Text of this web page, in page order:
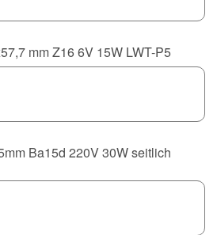
mm Z16 6V 15W LWT-P5
Ba15d 220V 30W seitlich